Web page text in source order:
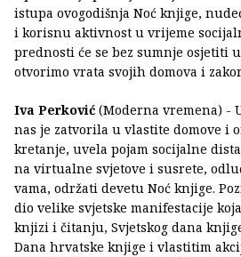
istupa ovogodišnja Noć knjige,
i korisnu aktivnost u vrijeme
prednosti će se bez sumnje osjetiti
otvorimo vrata svojih domova i
Iva Perković (Moderna vremena) -
nas je zatvorila u vlastite domove i
kretanje, uvela pojam socijalne
na virtualne svjetove i susrete,
vama, održati devetu Noć knjige.
dio velike svjetske manifestacije
knjizi i čitanju, Svjetskog dana
Dana hrvatske knjige i vlastitim